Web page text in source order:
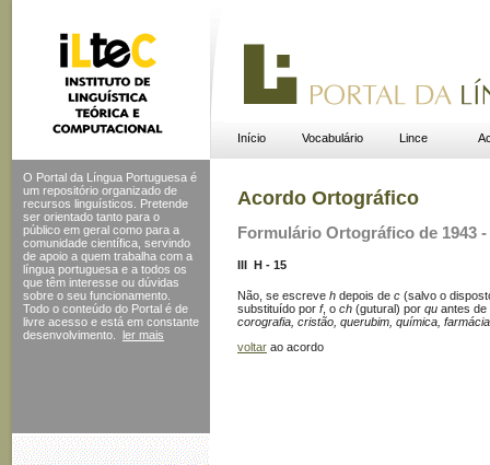
Início Vocabulário Lince
O Portal da Língua Portuguesa é
um repositório organizado de
recursos linguísticos. Pretende
ser orientado tanto para o
público em geral como para a
comunidade científica, servindo
de apoio a quem trabalha com a
língua portuguesa e a todos os
que têm interesse ou dúvidas
sobre o seu funcionamento.
Todo o conteúdo do Portal é de
livre acesso e está em constante
desenvolvimento.
ler mais
Acordo Ortográfico
Formulário Ortográfico de 1943
III  H - 15
Não, se escreve h depois de c (salvo o
substituído por f, o ch (gutural) por qu antes de
corografia, cristão, querubim, química,
voltar ao acordo